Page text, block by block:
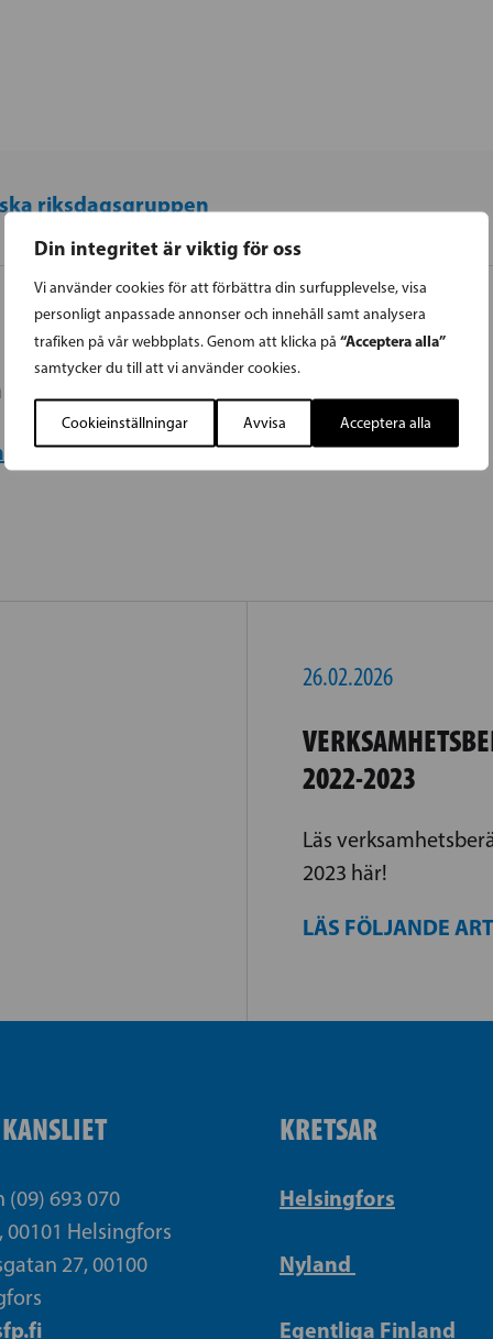
Din integritet är viktig för oss
Vi använder cookies för att förbättra din surfupplevelse, visa
personligt anpassade annonser och innehåll samt analysera
trafiken på vår webbplats. Genom att klicka på “Acceptera alla”
samtycker du till att vi använder cookies.
Cookieinställningar Avvisa Acceptera alla
riksdagsgruppen
2024-2025 här!
2024-2025 här!
26.02.2026
2022-2023
Läs
2023 här!
LÄS FÖLJANDE
(09) 693 070
00101 Helsingfors
27, 00100
KRETSAR
Helsingfors
Nyland
Egentliga Finland